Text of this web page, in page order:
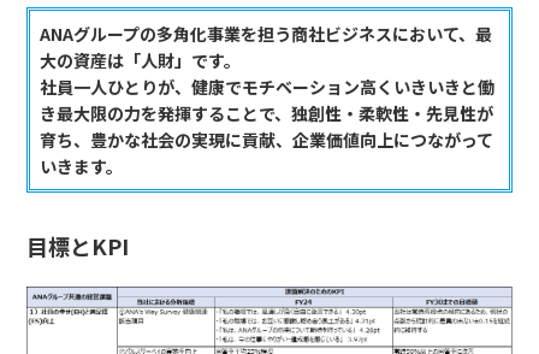
ANAグループの多角化事業を担う商社ビジネスにおいて、最
大の資産は「人財」です。
社員一人ひとりが、健康でモチベーション高くいきいきと働
き最大限の力を発揮することで、独創性・柔軟性・先見性が
育ち、豊かな社会の実現に貢献、企業価値向上につながって
いきます。
目標とKPI